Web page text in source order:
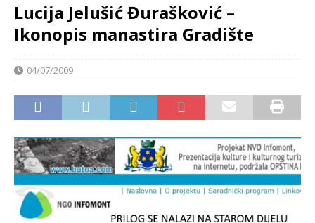
Lucija Jelušić Đurašković –
Ikonopis manastira Gradište
04/07/2009